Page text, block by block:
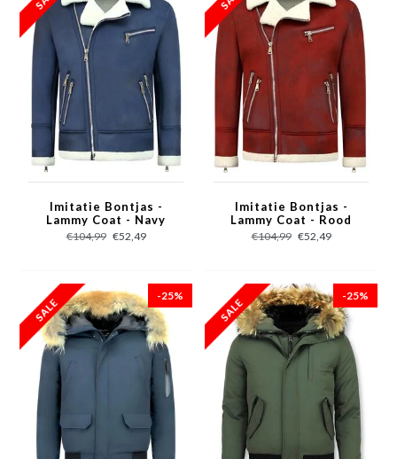
Imitatie Bontjas -
Lammy Coat - Navy
€104,99 €52,49
Imitatie Bontjas -
Lammy Coat - Rood
€104,99 €52,49
-25% -25%